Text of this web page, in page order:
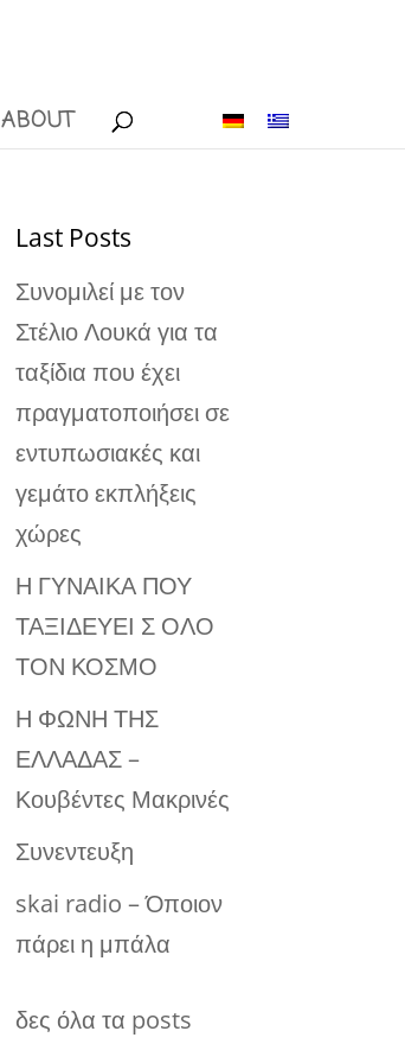
ABOUT
Last Posts
Συνομιλεί με τον
Στέλιο Λουκά για τα
ταξίδια που έχει
πραγματοποιήσει σε
εντυπωσιακές και
γεμάτο εκπλήξεις
χώρες
Η ΓΥΝΑΙΚΑ ΠΟΥ
ΤΑΞΙΔΕΥΕΙ Σ ΟΛΟ
ΤΟΝ ΚΟΣΜΟ
Η ΦΩΝΗ ΤΗΣ
ΕΛΛΑΔΑΣ –
Κουβέντες Μακρινές
Συνεντευξη
skai radio – Όποιον
πάρει η μπάλα
δες όλα τα posts